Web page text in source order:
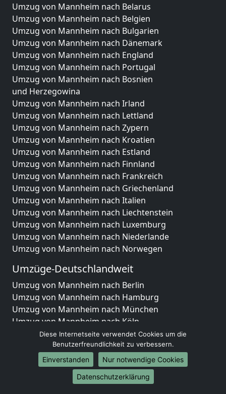
Umzug von Mannheim nach Belarus
Umzug von Mannheim nach Belgien
Umzug von Mannheim nach Bulgarien
Umzug von Mannheim nach Dänemark
Umzug von Mannheim nach England
Umzug von Mannheim nach Portugal
Umzug von Mannheim nach Bosnien
und Herzegowina
Umzug von Mannheim nach Irland
Umzug von Mannheim nach Lettland
Umzug von Mannheim nach Zypern
Umzug von Mannheim nach Kroatien
Umzug von Mannheim nach Estland
Umzug von Mannheim nach Finnland
Umzug von Mannheim nach Frankreich
Umzug von Mannheim nach Griechenland
Umzug von Mannheim nach Italien
Umzug von Mannheim nach Liechtenstein
Umzug von Mannheim nach Luxemburg
Umzug von Mannheim nach Niederlande
Umzug von Mannheim nach Norwegen
Umzüge-Deutschlandweit
Umzug von Mannheim nach Berlin
Umzug von Mannheim nach Hamburg
Umzug von Mannheim nach München
Umzug von Mannheim nach Köln
Umzug von Mannheim nach Frankfurt am Main
Umzug von Mannheim nach Stuttgart
Umzug von Mannheim nach Düsseldorf
Umzug von Mannheim nach Leipzig
Umzug von Mannheim nach Dortmund
Diese Internetseite verwendet Cookies um die
Benutzerfreundlichkeit zu verbessern.
Einverstanden
Nur notwendige Cookies
Datenschutzerklärung